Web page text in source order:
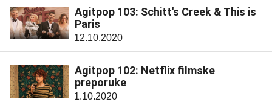
Agitpop 103: Schitt's Creek & This is
Paris
12.10.2020
Agitpop 102: Netflix filmske
preporuke
1.10.2020